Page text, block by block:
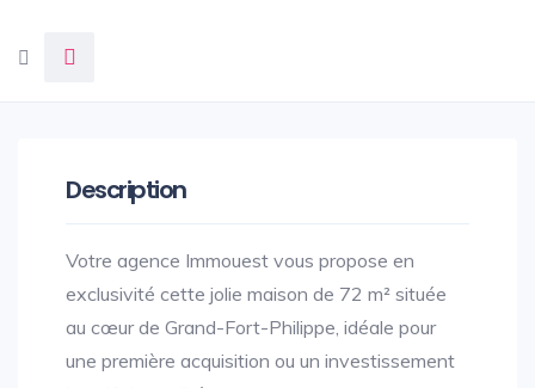
Description
Votre agence Immouest vous propose en
exclusivité cette jolie maison de 72 m² située
au cœur de Grand-Fort-Philippe, idéale pour
une première acquisition ou un investissement